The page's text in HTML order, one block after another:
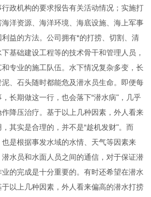
政机构的要求报告有关活动情况；实施打
洋资源、海洋环境、海底设施、海上军事
益的方法。公司拥有*的打捞、切割、清
基础建设工程等的技术骨干和管理人员，
专业的施工队伍。水下情况复杂多变，长
、石头随时都能危及潜水员生命。即便每
长期做这一行，也会落下“潜水病"，几乎
降压治疗。基于以上几种因素，外人看来
其实是合理的，并不是“趁机发财"。而
也是根据事发水域的水情、天气等因素来
水员和水面人员之间的通信，对于保证潜
的完成是十分重要的。有时还希望在潜水
于以上几种因素，外人看来偏高的潜水打捞